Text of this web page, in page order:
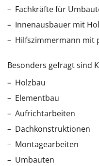
Fachkräfte für
Innenausbauer mit
Hilfszimmermann mit
Besonders gefragt sind
Holzbau
Elementbau
Aufrichtarbeiten
Dachkonstruktionen
Montagearbeiten
Umbauten